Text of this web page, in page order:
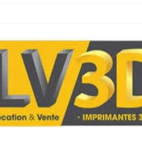
LV3D gère l'ensemble du
technique, de l'optimisation
fichier à l'impression,
cycles de développement et
libérant la créativité de
contraintes logistiques.